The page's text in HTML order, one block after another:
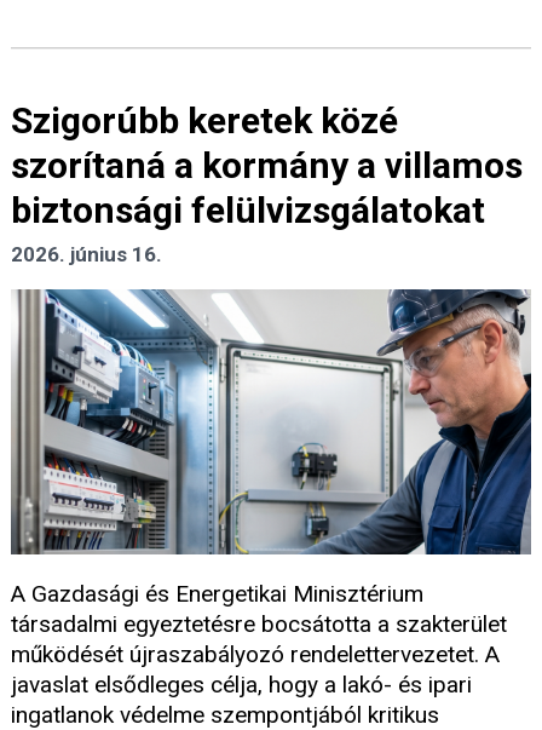
Szigorúbb keretek közé
szorítaná a kormány a villamos
biztonsági felülvizsgálatokat
2026. június 16.
A Gazdasági és Energetikai Minisztérium
társadalmi egyeztetésre bocsátotta a szakterület
működését újraszabályozó rendelettervezetet. A
javaslat elsődleges célja, hogy a lakó- és ipari
ingatlanok védelme szempontjából kritikus